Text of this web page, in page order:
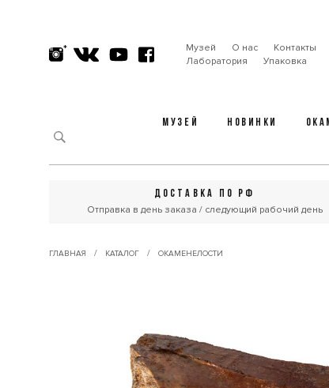
Музей О нас
Контакты
Лаборатория
Упаковка
МУЗЕЙ НОВИНКИ
ДОСТАВКА ПО РФ
Отправка в день заказа / следующий рабочий день
ГЛАВНАЯ / КАТАЛОГ / ОКАМЕНЕЛОСТИ